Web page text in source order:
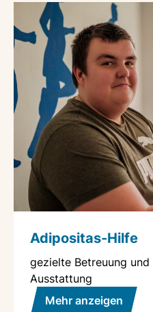
Adipositas-Hilfe
gezielte Betreuung
Ausstattung
Mehr anzeigen